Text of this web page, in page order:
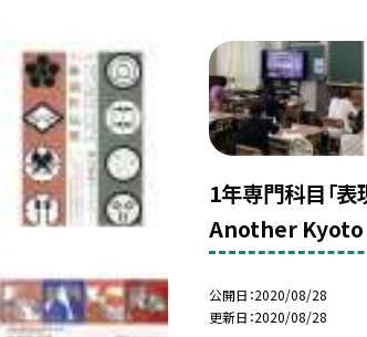
1年専門科目「表
Another Kyoto
公開日 2020/08/28
更新日 2020/08/28